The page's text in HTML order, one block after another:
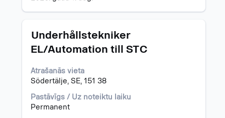
piedāvājumu.
Amats
Underhållstekniker
EL/Automation till STC
Atrašanās vieta
Södertälje, SE, 151 38
Pastāvīgs / Uz noteiktu laiku
Permanent
Atlasiet,
atstarpes
lai
skatītu
visu
informāciju